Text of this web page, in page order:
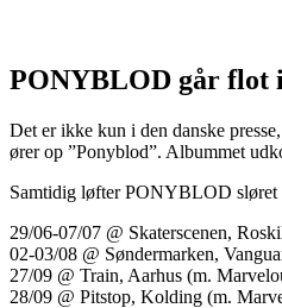
PONYBLOD går flot
Det er ikke kun i den danske
ører op ”Ponyblod”. Albummet
Samtidig løfter PONYBLOD
29/06-07/07 @ Skaterscenen,
02-03/08 @ Søndermarken,
27/09 @ Train, Aarhus (m.
28/09 @ Pitstop, Kolding (m.